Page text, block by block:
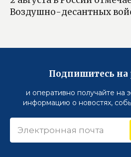
Воздушно-десантных
Подпишитесь на
и оперативно получайте на
информацию о новостях,